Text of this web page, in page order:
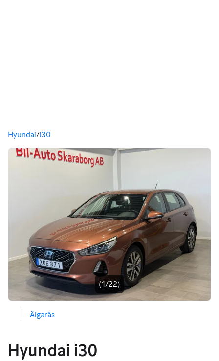
Du är här
Hyundai/i30
Bildgalleri
(1/22)
Älgarås
Hyundai i30